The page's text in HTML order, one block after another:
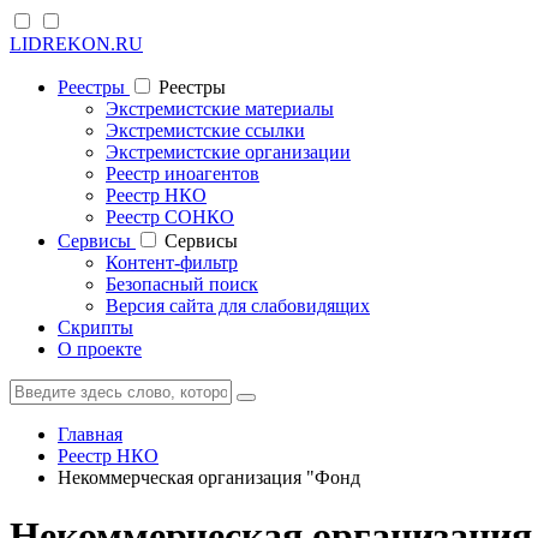
LIDREKON.RU
Реестры
Реестры
Экстремистские материалы
Экстремистские ссылки
Экстремистские организации
Реестр иноагентов
Реестр НКО
Реестр СОНКО
Cервисы
Cервисы
Контент-фильтр
Безопасный поиск
Версия сайта для слабовидящих
Скрипты
О проекте
Главная
Реестр НКО
Некоммерческая организация "Фонд